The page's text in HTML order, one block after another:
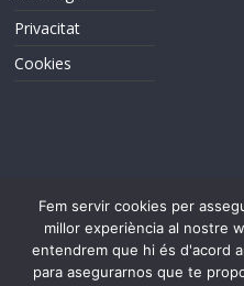
Privacitat
Cookies
Fem servir cookies per
millor experiència al nostre
entendrem que hi és d'acord
para asegurarnos que te